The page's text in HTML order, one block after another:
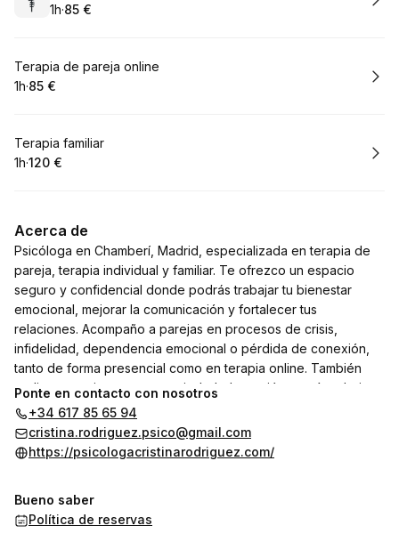
.Duración
1h·
.Precio
85 €
Reservar
Terapia de pareja online
.Duración
1h·
.Precio
85 €
Reservar
Terapia familiar
.Duración
1h·
.Precio
120 €
Acerca de
Psicóloga en Chamberí, Madrid, especializada en terapia de
pareja, terapia individual y familiar. Te ofrezco un espacio
seguro y confidencial donde podrás trabajar tu bienestar
emocional, mejorar la comunicación y fortalecer tus
relaciones. Acompaño a parejas en procesos de crisis,
infidelidad, dependencia emocional o pérdida de conexión,
tanto de forma presencial como en terapia online. También
realizo tratamientos para ansiedad, depresión, estrés o baja
autoestima en adultos, jóvenes y familias.
Ponte en contacto con nosotros
+34 617 85 65 94
cristina.rodriguez.psico@gmail.com
https://psicologacristinarodriguez.com/
Bueno saber
Política de reservas